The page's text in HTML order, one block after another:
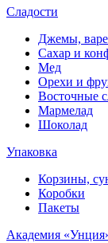
Сладости
Джемы,
Сахар и
Мед
Орехи и
Восточные
Мармелад
Шоколад
Упаковка
Корзины,
Коробки
Пакеты
Академия